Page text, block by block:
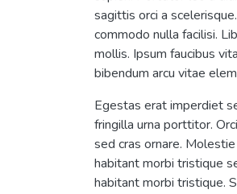
sagittis orci a
commodo nulla facilisi.
mollis. Ipsum faucibus
bibendum arcu vitae
Egestas erat imperdiet
fringilla urna porttitor.
sed cras ornare.
habitant morbi tristique
habitant morbi tristique.